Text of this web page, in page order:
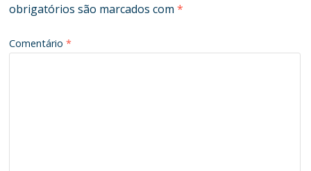
obrigatórios são marcados com*
Comentário*